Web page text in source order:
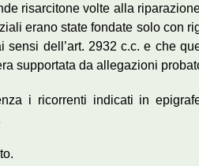
risarcitone volte alla
erano state fondate solo con
sensi dell’art. 2932 c.c. e che
supportata da allegazioni
i ricorrenti indicati in